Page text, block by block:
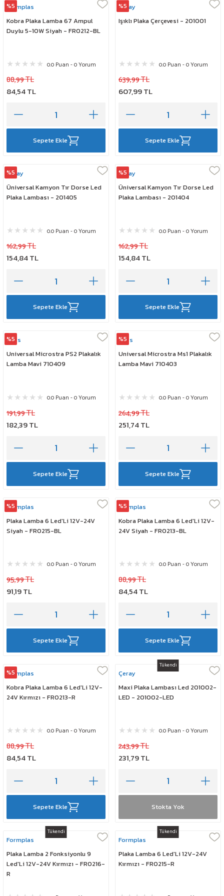
%5
Formplas
Kobra Plaka Lamba 67 Ampul
Duylu 5-10W Siyah - FR0212-BL
0.0 Puan - 0 Yorum
88,99 TL
84,54 TL
Sepete Ekle
%5
Çeray
Işıklı Plaka Çerçevesi - 201001
0.0 Puan - 0 Yorum
639,99 TL
607,99 TL
Sepete Ekle
%5
Çeray
Üniversal Kamyon Tır Dorse Led
Plaka Lambası - 201405
0.0 Puan - 0 Yorum
162,99 TL
154,84 TL
Sepete Ekle
%5
Çeray
Üniversal Kamyon Tır Dorse Led
Plaka Lambası - 201404
0.0 Puan - 0 Yorum
162,99 TL
154,84 TL
Sepete Ekle
%5
Mars
Universal Microstra PS2 Plakalık
Lamba Mavi 710409
0.0 Puan - 0 Yorum
191,99 TL
182,39 TL
Sepete Ekle
%5
Mars
Universal Microstra Ms1 Plakalık
Lamba Mavi 710403
0.0 Puan - 0 Yorum
264,99 TL
251,74 TL
Sepete Ekle
%5
Formplas
Plaka Lamba 6 Led'Li 12V-24V
Siyah - FR0215-BL
0.0 Puan - 0 Yorum
95,99 TL
91,19 TL
Sepete Ekle
%5
Formplas
Kobra Plaka Lamba 6 Led'Li 12V-
24V Siyah - FR0213-BL
0.0 Puan - 0 Yorum
88,99 TL
84,54 TL
Sepete Ekle
%5
Formplas
Kobra Plaka Lamba 6 Led'Li 12V-
24V Kırmızı - FR0213-R
0.0 Puan - 0 Yorum
88,99 TL
84,54 TL
Sepete Ekle
Tükendi
Çeray
Maxi Plaka Lambası Led 201002-
LED - 201002-LED
0.0 Puan - 0 Yorum
243,99 TL
231,79 TL
Stokta Yok
Tükendi
Formplas
Plaka Lamba 2 Fonksiyonlu 9
Led'Li 12V-24V Kırmızı - FR0216-
R
Tükendi
Formplas
Plaka Lamba 6 Led'Li 12V-24V
Kırmızı - FR0215-R